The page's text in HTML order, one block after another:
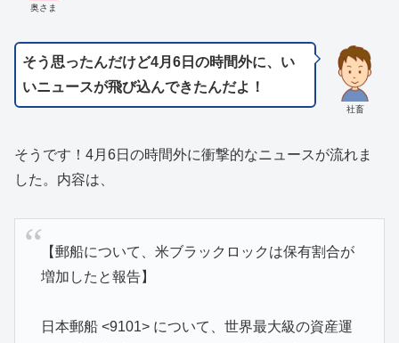
奥さま
社畜
そう思ったんだけど4月6日の時間外に、い
いニュースが飛び込んできたんだよ！
そうです！4月6日の時間外に衝撃的なニュースが流れま
した。内容は、
【郵船について、米ブラックロックは保有割合が
増加したと報告】
日本郵船 <9101> について、世界最大級の資産運